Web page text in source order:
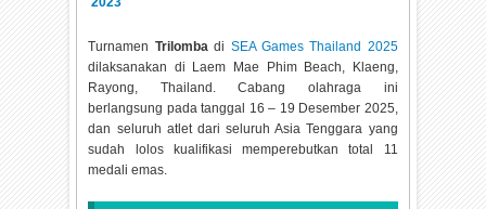
Turnamen Trilombadi SEA Games Thailand 2025
dilaksanakan di
Laem Mae Phim Beach, Klaeng,
Rayong, Thailand. Cabang olahraga ini
berlangsung pada tanggal 16 – 19 Desember 2025,
dan seluruh atlet dari seluruh Asia Tenggara yang
sudah lolos kualifikasi memperebutkan total 11
medali emas.